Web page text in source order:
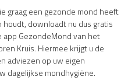
graag een gezonde mond heeft
houdt, downloadt nu dus gratis
app GezondeMond van het
Kruis. Hiermee krijgt u de
adviezen op uw eigen
dagelijkse mondhygiëne.